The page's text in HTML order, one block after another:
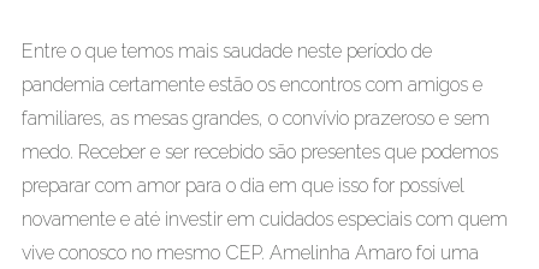
Entre o que temos mais saudade neste período de
pandemia certamente estão os encontros com amigos e
familiares, as mesas grandes, o convívio prazeroso e sem
medo. Receber e ser recebido são presentes que podemos
preparar com amor para o dia em que isso for possível
novamente e até investir em cuidados especiais com quem
vive conosco no mesmo CEP. Amelinha Amaro foi uma